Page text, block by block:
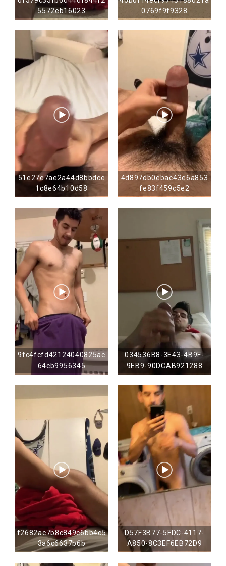
5572eb16023
0769f9f9328
51e27e7ae2a44d8bbdce
1c8e64b10d58
4d897db0ebac43e6a853
fe83f459c5e2
9fc4fcfd42124040825ac
64cb9956345
034536B8-3E43-4B9F-
9EB9-90DCAB921288
f2682ac7b8c849c6bb4c5
3a6c6637b6b
D57F3B77-5FDC-4117-
A850-8C3EF6EB72D9